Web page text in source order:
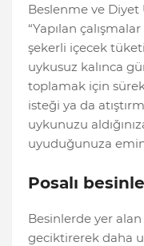
Beslenme ve Diyet
“Yapılan
şekerli içecek
uykusuz kalınca
toplamak için
isteği ya da
uykunuzu
uyuduğunuza
Posalı
Besinlerde yer
geciktirerek daha